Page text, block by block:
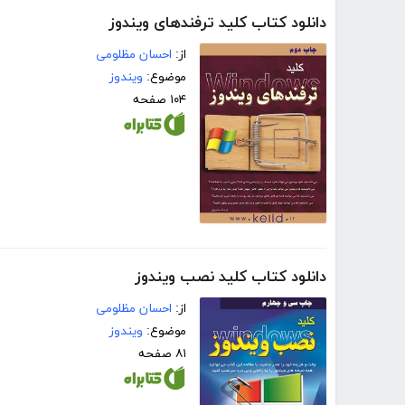
دانلود کتاب کلید ترفندهای ویندوز
از: احسان مظلومی
موضوع: ویندوز
۱۰۴ صفحه
دانلود کتاب کلید نصب ویندوز
از: احسان مظلومی
موضوع: ویندوز
۸۱ صفحه